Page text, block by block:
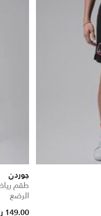
جوردن
طقم
الرضع
149.00 ر.س